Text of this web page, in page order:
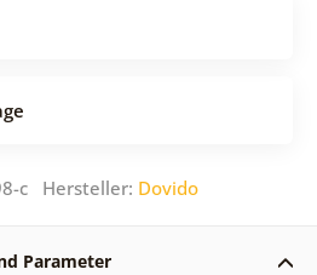
c Hersteller: Dovido
Parameter